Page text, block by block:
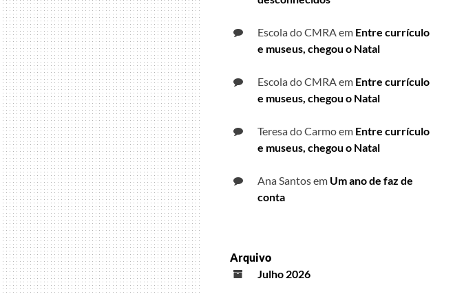
Escola do CMRAem Entre currículo
e museus, chegou o Natal
Escola do CMRAem Entre currículo
e museus, chegou o Natal
Teresa do Carmoem Entre currículo
e museus, chegou o Natal
Ana Santosem Um ano de faz de
conta
Arquivo
Julho 2026